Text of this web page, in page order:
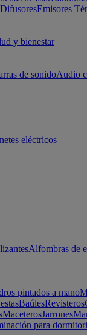
DifusoresEmisores
y bienestar
de sonidoAudio
eléctricos
Alfombras de
pintados a mano
BaúlesRevisteros
MaceterosJarrones
para